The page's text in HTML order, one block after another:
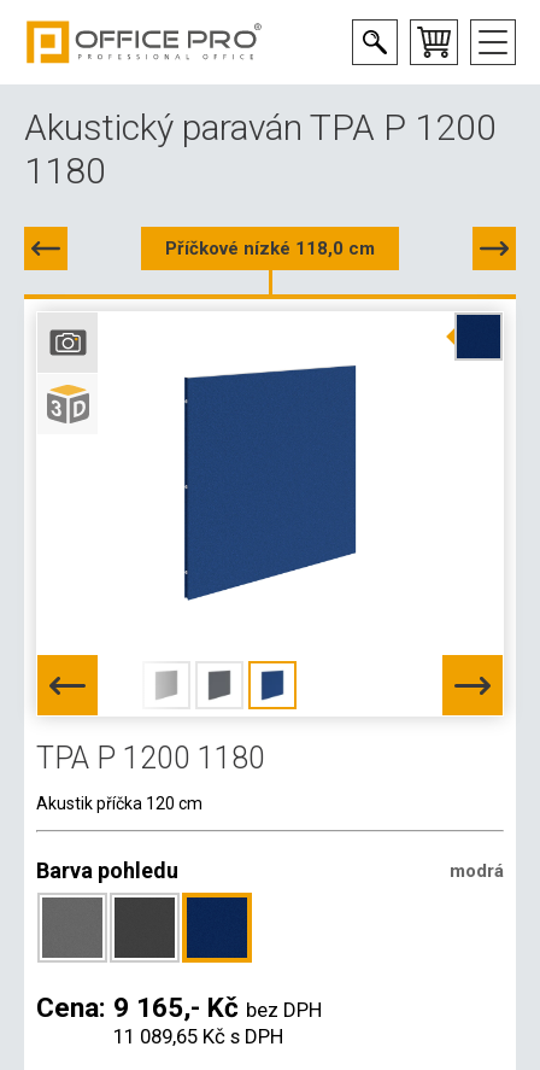
Akustický paraván TPA P 1200
1180
Příčkové nízké 118,0 cm
TPA P 1200 1180
Akustik příčka 120 cm
Barva pohledu modrá
Cena: 9 165,- Kč bez DPH
11 089,65 Kč s DPH